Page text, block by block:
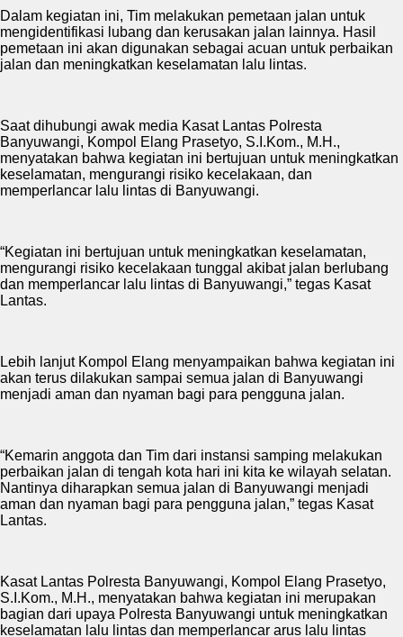
Dalam kegiatan ini, Tim melakukan pemetaan jalan untuk
mengidentifikasi lubang dan kerusakan jalan lainnya. Hasil
pemetaan ini akan digunakan sebagai acuan untuk perbaikan
jalan dan meningkatkan keselamatan lalu lintas.
Saat dihubungi awak media Kasat Lantas Polresta
Banyuwangi, Kompol Elang Prasetyo, S.I.Kom., M.H.,
menyatakan bahwa kegiatan ini bertujuan untuk meningkatkan
keselamatan, mengurangi risiko kecelakaan, dan
memperlancar lalu lintas di Banyuwangi.
“Kegiatan ini bertujuan untuk meningkatkan keselamatan,
mengurangi risiko kecelakaan tunggal akibat jalan berlubang
dan memperlancar lalu lintas di Banyuwangi,” tegas Kasat
Lantas.
Lebih lanjut Kompol Elang menyampaikan bahwa kegiatan ini
akan terus dilakukan sampai semua jalan di Banyuwangi
menjadi aman dan nyaman bagi para pengguna jalan.
“Kemarin anggota dan Tim dari instansi samping melakukan
perbaikan jalan di tengah kota hari ini kita ke wilayah selatan.
Nantinya diharapkan semua jalan di Banyuwangi menjadi
aman dan nyaman bagi para pengguna jalan,” tegas Kasat
Lantas.
Kasat Lantas Polresta Banyuwangi, Kompol Elang Prasetyo,
S.I.Kom., M.H., menyatakan bahwa kegiatan ini merupakan
bagian dari upaya Polresta Banyuwangi untuk meningkatkan
keselamatan lalu lintas dan memperlancar arus lalu lintas